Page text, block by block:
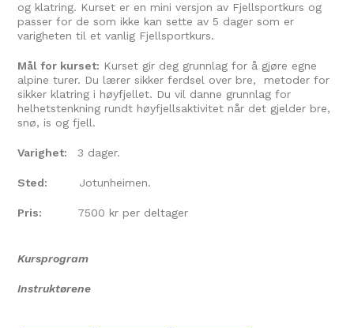
og klatring. Kurset er en mini versjon av Fjellsportkurs og
passer for de som ikke kan sette av 5 dager som er
varigheten til et vanlig Fjellsportkurs.
Mål for kurset: Kurset gir deg grunnlag for å gjøre egne
alpine turer. Du lærer sikker ferdsel over bre, metoder for
sikker klatring i høyfjellet. Du vil danne grunnlag for
helhetstenkning rundt høyfjellsaktivitet når det gjelder bre,
snø, is og fjell.
Varighet: 3 dager.
Sted: Jotunheimen.
Pris: 7500 kr per deltager
Kursprogram
Instruktørene